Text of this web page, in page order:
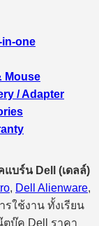
in-one
Mouse
/ Adapter
บร์น Dell (เดลล์)
, Dell Alienware,
ใช้งาน ทั้งเรียน
ตบุ๊ค Dell ราคา